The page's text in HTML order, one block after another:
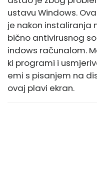
ustavu Windows.
je nakon instaliranja
bično antivirusnog
indows računalom.
ki programi i
emi s pisanjem na
ovaj plavi ekran.